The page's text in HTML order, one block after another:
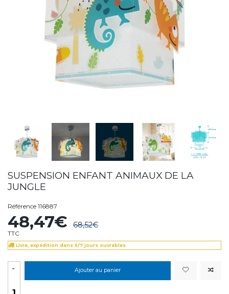
SUSPENSION ENFANT ANIMAUX DE LA
JUNGLE
Référence 116887
48,47€ 68,52€
TTC
Livre, expédition dans 5/7 jours ouvrables
- Ajouter au panier